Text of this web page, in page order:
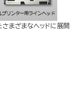
まざまなヘッドに展開